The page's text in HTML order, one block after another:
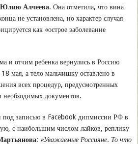
Юлию Алчеева. Она отметила, что вина
не установлена, но характер случая
как «острое заболевание
и отчим ребенка вернулись в Россию
мая, а тело мальчишку оставлено в
всех процедур, предусмотренных
необходимых документов.
записью в Facebook дипмиссии РФ в
с наибольшим числом лайков, реплику
: «Уважаемые Россияне. То что